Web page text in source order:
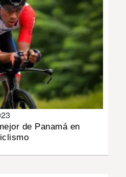
de Panamá en